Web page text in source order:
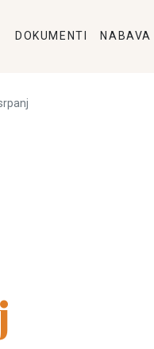
DOKUMENTI NABAVA